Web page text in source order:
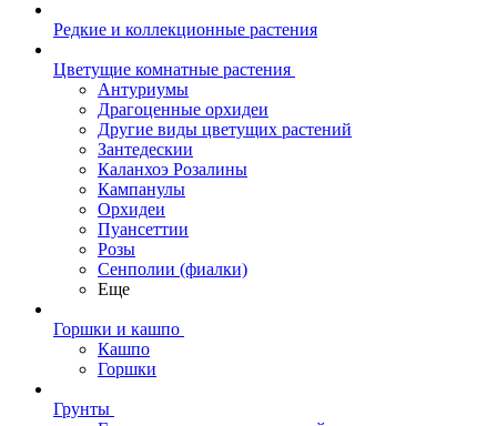
Редкие и коллекционные растения
Цветущие комнатные растения
Антуриумы
Драгоценные орхидеи
Другие виды цветущих растений
Зантедескии
Каланхоэ Розалины
Кампанулы
Орхидеи
Пуансеттии
Розы
Сенполии (фиалки)
Еще
Горшки и кашпо
Кашпо
Горшки
Грунты